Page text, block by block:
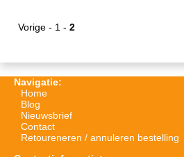
Vorige - 1 - 2
Navigatie:
Home
Blog
Nieuwsbrief
Contact
Retoureneren / annuleren bestelling